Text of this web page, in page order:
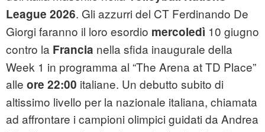
League 2026. Gli azzurri del CT Ferdinando De
Giorgi faranno il loro esordio mercoledì 10 giugno
contro la Francia nella sfida inaugurale della
Week 1 in programma al “The Arena at TD Place”
alle ore 22:00 italiane. Un debutto subito di
altissimo livello per la nazionale italiana, chiamata
ad affrontare i campioni olimpici guidati da Andrea